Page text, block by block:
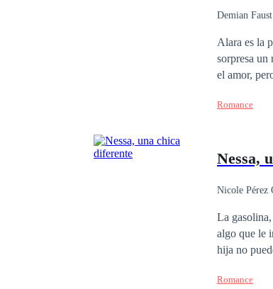
Demian Faust
Alara es la
sorpresa un
el amor,
Romance
Nessa,
Nicole Pérez
La
algo que le
hija no
¿Quieres
Romance